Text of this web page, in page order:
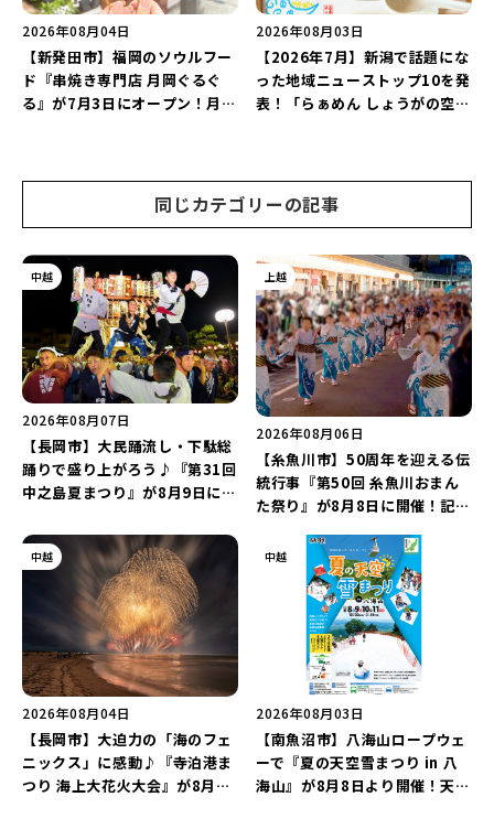
2026年08月04日
【新発田市】福岡のソウルフー
ド『串焼き専門店 月岡ぐるぐ
る』が7月3日にオープン！月岡
2026年08月03日
【2026年7月】新潟で話題にな
った地域ニューストップ10を発
表！「らぁめん しょうがの空」
同じカテゴリーの記事
中越
2026年08月07日
【長岡市】大民踊流し・下駄総
踊りで盛り上がろう♪『第31回
中之島夏まつり』が8月9日に開
手”のシュート対決は必見♪
上越
2026年08月06日
【糸魚川市】50周年を迎える伝
統行事『第50回 糸魚川おまん
た祭り』が8月8日に開催！記念
を楽しもう♪
中越
2026年08月04日
【長岡市】大迫力の「海のフェ
ニックス」に感動♪『寺泊港ま
つり 海上大花火大会』が8月7
中越
2026年08月03日
【南魚沼市】八海山ロープウェ
ーで『夏の天空雪まつり in 八
海山』が8月8日より開催！天然